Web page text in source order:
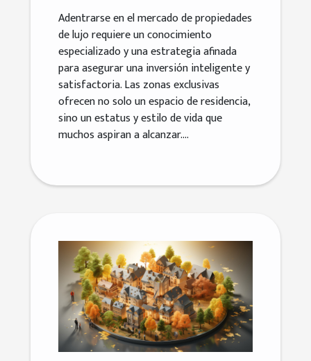
Adentrarse en el mercado de propiedades
de lujo requiere un conocimiento
especializado y una estrategia afinada
para asegurar una inversión inteligente y
satisfactoria. Las zonas exclusivas
ofrecen no solo un espacio de residencia,
sino un estatus y estilo de vida que
muchos aspiran a alcanzar....